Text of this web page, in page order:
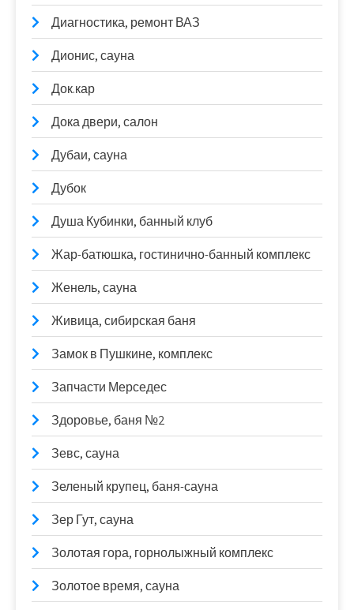
Диагностика, ремонт ВАЗ
Дионис, сауна
Док.кар
Дока двери, салон
Дубаи, сауна
Дубок
Душа Кубинки, банный клуб
Жар-батюшка, гостинично-банный комплекс
Женель, сауна
Живица, сибирская баня
Замок в Пушкине, комплекс
Запчасти Мерседес
Здоровье, баня №2
Зевс, сауна
Зеленый крупец, баня-сауна
Зер Гут, сауна
Золотая гора, горнолыжный комплекс
Золотое время, сауна